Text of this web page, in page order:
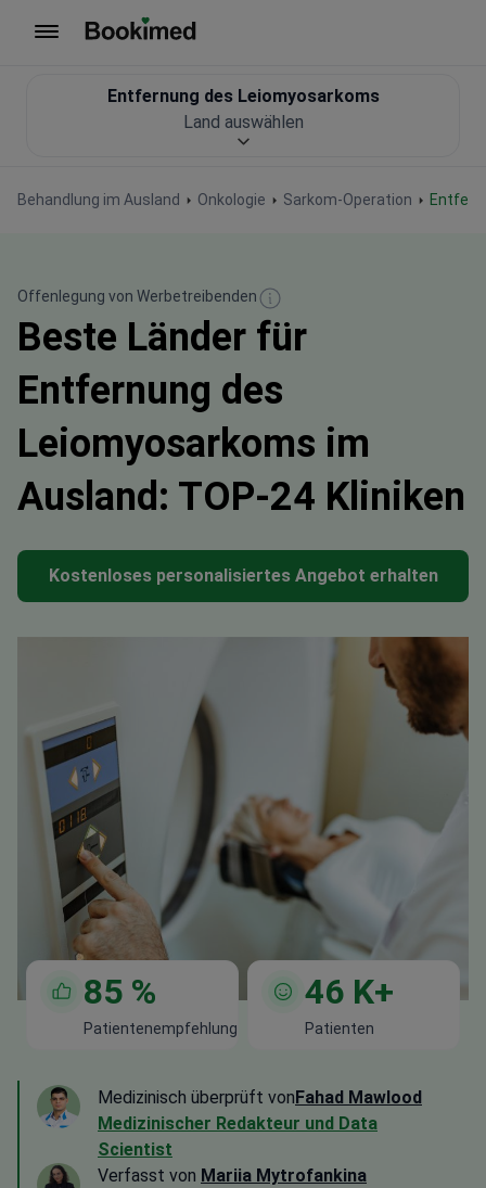
Behandlung im Ausland Onkologie Sarkom-Operation
Entfernung des Leiomyosarkoms
Land auswählen
Offenlegung von Werbetreibenden
Beste Länder für
Entfernung des
Leiomyosarkoms im
Ausland: TOP-24 Kliniken
Kostenloses personalisiertes Angebot erhalten
85 %
Patientenempfehlung
46 K+
Patienten
Medizinisch überprüft vonFahad Mawlood
Medizinischer Redakteur und Data
Scientist
Verfasst von Mariia Mytrofankina